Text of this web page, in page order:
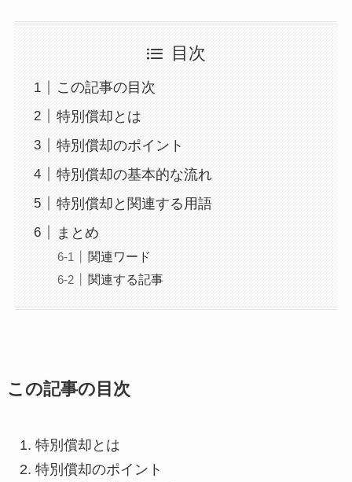
目次
この記事の目次
特別償却とは
特別償却のポイント
特別償却の基本的な流れ
特別償却と関連する用語
まとめ
関連ワード
関連する記事
この記事の目次
特別償却とは
特別償却のポイント